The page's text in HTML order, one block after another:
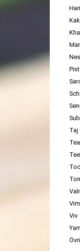
Taj
Viv